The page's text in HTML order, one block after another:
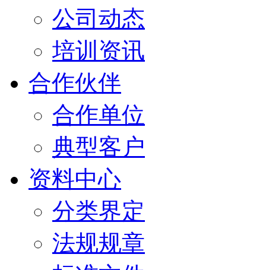
公司动态
培训资讯
合作伙伴
合作单位
典型客户
资料中心
分类界定
法规规章